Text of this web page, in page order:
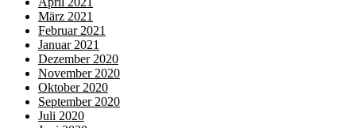
März 2021
Februar 2021
Januar 2021
Dezember 2020
November 2020
Oktober 2020
September 2020
Juli 2020